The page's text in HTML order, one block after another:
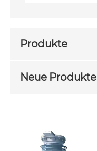
Produkte
Neue Produkte